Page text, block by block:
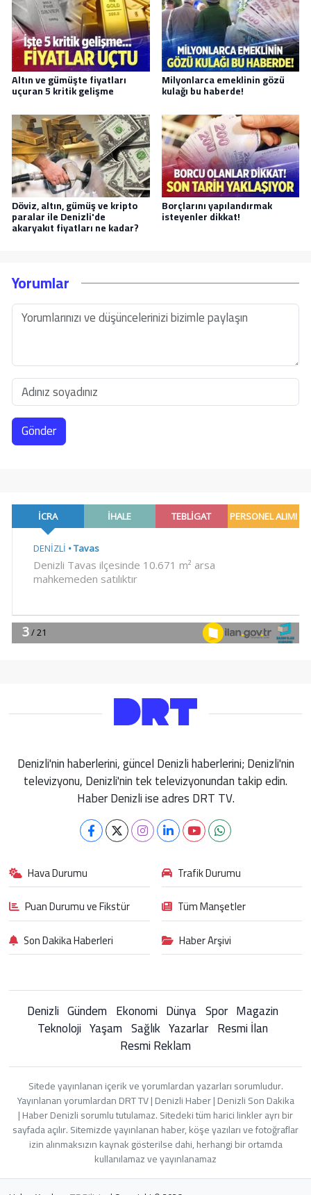
Altın ve gümüşte fiyatları
uçuran 5 kritik gelişme
Milyonlarca emeklinin gözü
kulağı bu haberde!
Döviz, altın, gümüş ve kripto
paralar ile Denizli'de
akaryakıt fiyatları ne kadar?
Borçlarını yapılandırmak
isteyenler dikkat!
Yorumlar
Gönder
Denizli'nin haberlerini, güncel Denizli haberlerini; Denizli'nin
televizyonu, Denizli'nin tek televizyonundan takip edin.
Haber Denizli ise adres DRT TV.
Hava Durumu
Trafik Durumu
Puan Durumu ve Fikstür
Tüm Manşetler
Son Dakika Haberleri
Haber Arşivi
Denizli Gündem Ekonomi Dünya Spor Magazin
Teknoloji Yaşam Sağlık Yazarlar Resmi İlan
Resmi Reklam
Sitede yayınlanan içerik ve yorumlardan yazarları sorumludur.
Yayınlanan yorumlardan DRT TV | Denizli Haber | Denizli Son Dakika
| Haber Denizli sorumlu tutulamaz. Sitedeki tüm harici linkler ayrı bir
sayfada açılır. Sitemizde yayınlanan haber, köşe yazıları ve fotoğraflar
izin alınmaksızın kaynak gösterilse dahi, herhangi bir ortamda
kullanılamaz ve yayınlanamaz